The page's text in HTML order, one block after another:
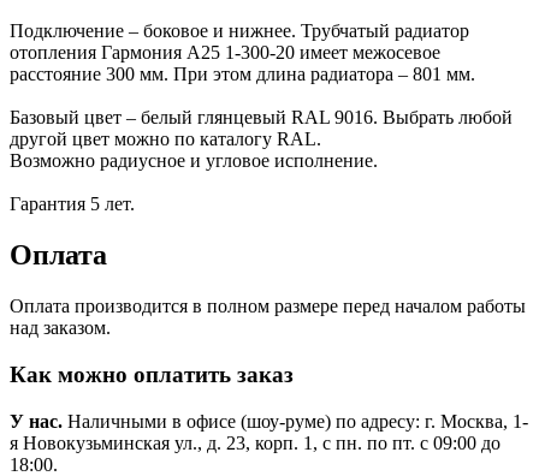
Подключение – боковое и нижнее. Трубчатый радиатор
отопления Гармония А25 1-300-20 имеет межосевое
расстояние 300 мм. При этом длина радиатора – 801 мм.
Базовый цвет – белый глянцевый RAL 9016. Выбрать любой
другой цвет можно по каталогу RAL.
Возможно радиусное и угловое исполнение.
Гарантия 5 лет.
Оплата
Оплата производится в полном размере перед началом работы
над заказом.
Как можно оплатить заказ
У нас. Наличными в офисе (шоу-руме) по адресу: г. Москва, 1-
я Новокузьминская ул., д. 23, корп. 1, с пн. по пт. с 09:00 до
18:00.